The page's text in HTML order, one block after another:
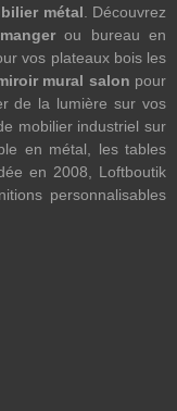
métal . Découvrez
ou bureau en
vos plateaux bois les
mural salon pour
de la lumière sur vos
mobilier industriel sur
en métal, les tables
en 2008, Loftboutik
personnalisables